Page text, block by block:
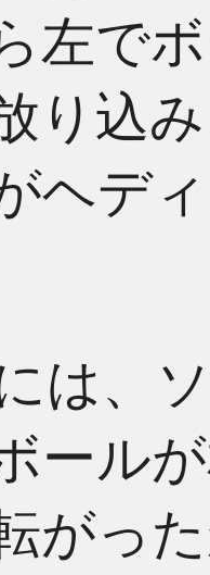
左で
り込
ヘデ
は、
ール
がっ